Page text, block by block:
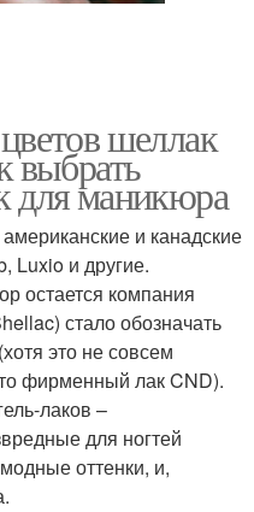
шеллак
выбрать
для маникюра
и канадские
Luxio и другие.
остается компания
стало обозначать
это не совсем
фирменный лак CND).
лаков –
для ногтей
оттенки, и,